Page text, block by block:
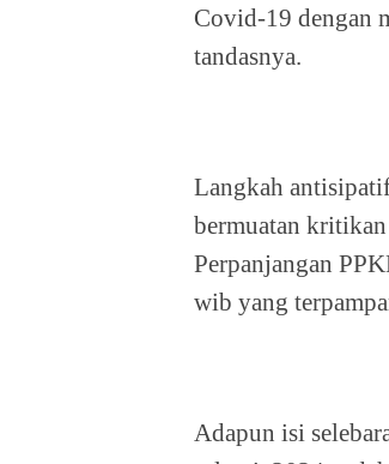
Covid-19 dengan
tandasnya.
Langkah
bermuatan
Perpanjangan
wib yang
Adapun isi